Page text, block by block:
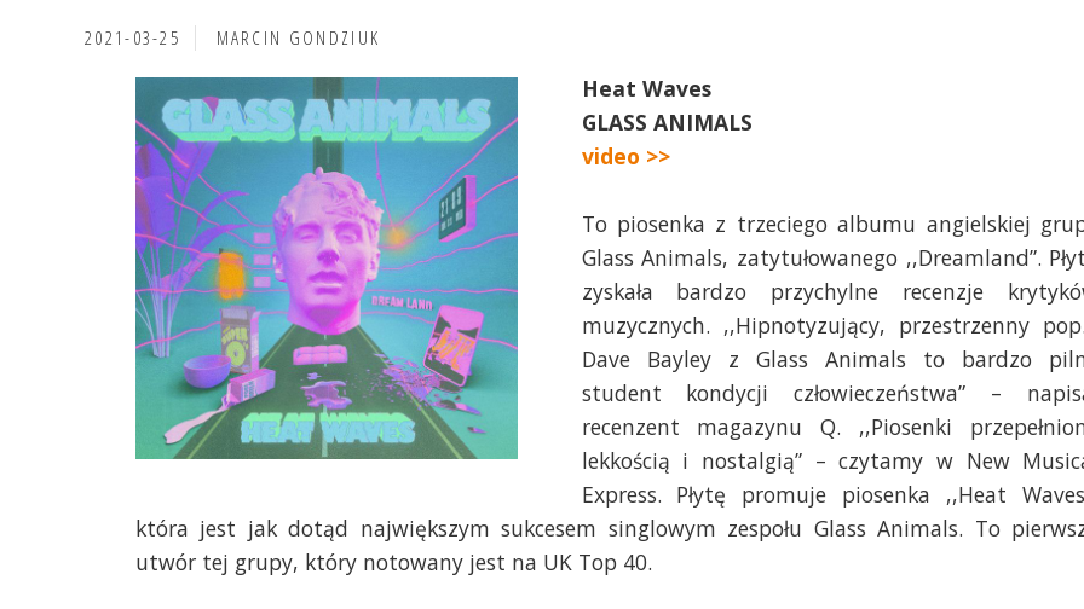
2021-03-25 MARCIN GONDZIUK
Heat Waves
GLASS ANIMALS
video >>
To piosenka z trzeciego albumu angielskiej
Glass Animals, zatytułowanego ,,Dreamland”.
zyskała bardzo przychylne recenzje
muzycznych. ,,Hipnotyzujący, przestrzenny
Dave Bayley z Glass Animals to bardzo
student kondycji człowieczeństwa” –
recenzent magazynu Q. ,,Piosenki
lekkością i nostalgią” – czytamy w New
Express. Płytę promuje piosenka ,,Heat
która jest jak dotąd największym sukcesem singlowym zespołu Glass Animals. To
utwór tej grupy, który notowany jest na UK Top 40.